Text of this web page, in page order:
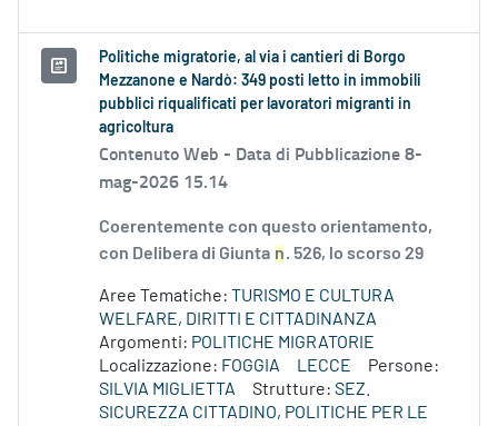
Politiche migratorie, al via i cantieri di Borgo
Mezzanone e Nardò: 349 posti letto in immobili
pubblici riqualificati per lavoratori migranti in
agricoltura
Contenuto Web - Data di Pubblicazione 8-
mag-2026 15.14
Coerentemente con questo orientamento,
con Delibera di Giunta n. 526, lo scorso 29
Aree Tematiche: TURISMO E CULTURA
WELFARE, DIRITTI E CITTADINANZA
Argomenti: POLITICHE MIGRATORIE
Localizzazione: FOGGIA LECCE
Persone:
SILVIA MIGLIETTA
Strutture: SEZ.
SICUREZZA CITTADINO, POLITICHE PER LE